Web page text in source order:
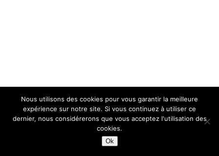
Nous utilisons des cookies pour vous garantir la meilleure
expérience sur notre site. Si vous continuez à utiliser ce
dernier, nous considérerons que vous acceptez l'utilisation des
cookies.
Ok